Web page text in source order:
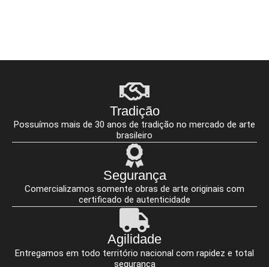
Tradição
Possuímos mais de 30 anos de tradição no mercado de arte
brasileiro
Segurança
Comercializamos somente obras de arte originais com
certificado de autenticidade
Agilidade
Entregamos em todo território nacional com rapidez e total
segurança